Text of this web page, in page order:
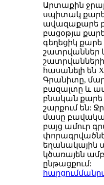
Արտաքին
սպիտակ
ավազաքարե
բացօթյա
գեղեցիկ
շատրվաններ
շատրվանների
հասանելի են
Գրանիտը,
բազալտը և
բնական քարե
շարքում են:
մասը
բայց ամուր
եղանակային
կծառայեն
ընթացքում:
հարցում